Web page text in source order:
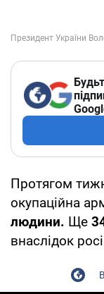
Протягом
окупаційна
людини. Ще
внаслідок